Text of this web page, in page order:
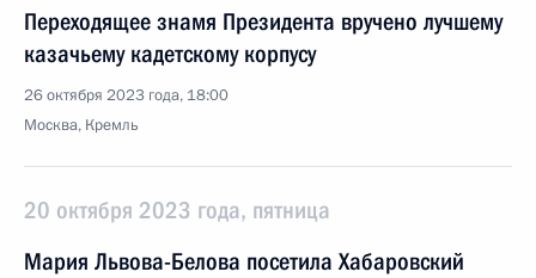
Переходящее знамя Президента вручено лучшему
казачьему кадетскому корпусу
26 октября 2023 года, 18:00
Москва, Кремль
20 октября 2023 года, пятница
Мария Львова-Белова посетила Хабаровский